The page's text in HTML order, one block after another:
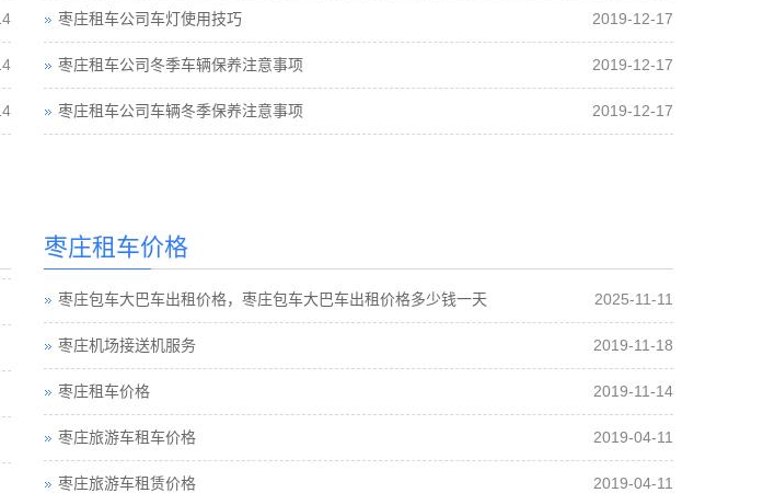
2019-12-17
枣庄租车公司车灯使用技巧
2019-12-17
枣庄租车公司冬季车辆保养注意事项
2019-12-17
枣庄租车公司车辆冬季保养注意事项
枣庄租车价格
2025-11-11
枣庄包车大巴车出租价格，枣庄包车大巴车出租价格多少钱一天
2019-11-18
枣庄机场接送机服务
2019-11-14
枣庄租车价格
2019-04-11
枣庄旅游车租车价格
2019-04-11
枣庄旅游车租赁价格